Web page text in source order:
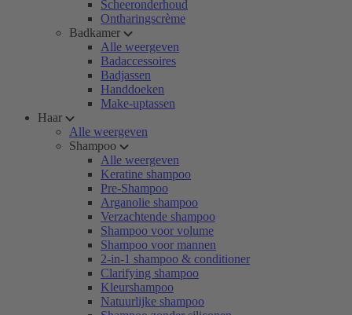
Scheeronderhoud
Ontharingscrème
Badkamer
Alle weergeven
Badaccessoires
Badjassen
Handdoeken
Make-uptassen
Haar
Alle weergeven
Shampoo
Alle weergeven
Keratine shampoo
Pre-Shampoo
Arganolie shampoo
Verzachtende shampoo
Shampoo voor volume
Shampoo voor mannen
2-in-1 shampoo & conditioner
Clarifying shampoo
Kleurshampoo
Natuurlijke shampoo